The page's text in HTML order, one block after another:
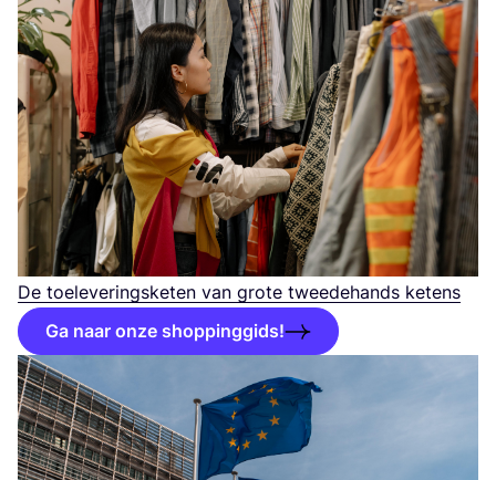
De toe­le­ve­rings­ke­ten van gro­te twee­de­hands ketens
Ga naar onze shoppinggids!